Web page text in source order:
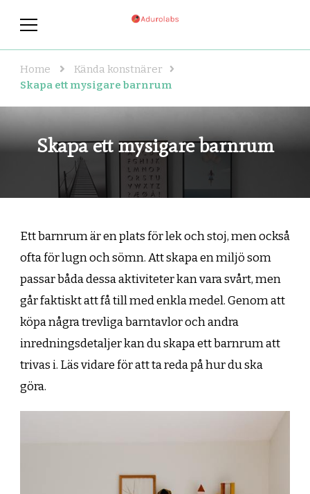
Home
Kända konstnärer
Skapa ett mysigare barnrum
Skapa ett mysigare barnrum
Ett barnrum är en plats för lek och stoj, men också
ofta för lugn och sömn. Att skapa en miljö som
passar båda dessa aktiviteter kan vara svårt, men
går faktiskt att få till med enkla medel. Genom att
köpa några trevliga barntavlor och andra
inredningsdetaljer kan du skapa ett barnrum att
trivas i. Läs vidare för att ta reda på hur du ska
göra.